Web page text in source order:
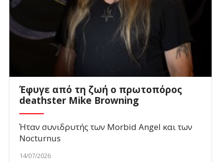
Έφυγε από τη ζωή ο πρωτοπόρος
deathster Mike Browning
Ήταν συνιδρυτής των Morbid Angel και των
Nocturnus
14/07/2026